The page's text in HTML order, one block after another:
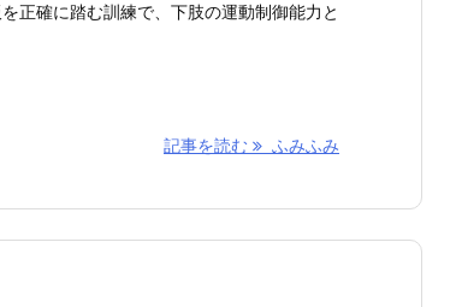
正確に踏む訓練で、下肢の運動制御能力と
記事を読む ふみふみ